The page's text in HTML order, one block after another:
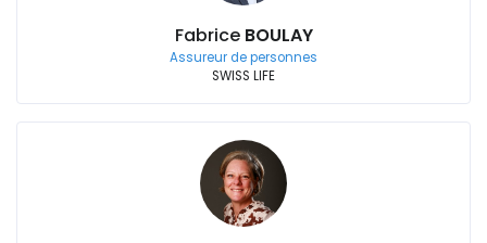
Fabrice BOULAY
Assureur de personnes
SWISS LIFE